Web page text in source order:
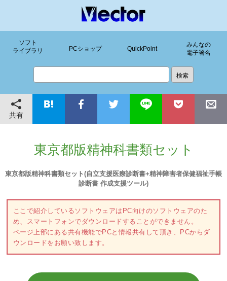
ソフト
ライブラリ
PCショップ QuickPoint
みんなの
電子署名
共有
東京都版精神科書類セット
東京都版精神科書類セット(自立支援医療診断書+精神障害者保健福祉手帳
診断書 作成支援ツール)
ここで紹介しているソフトウェアはPC向けのソフトウェアのた
め、スマートフォンでダウンロードすることができません。
ページ上部にある共有機能でPCと情報共有して頂き、PCからダ
ウンロードをお願い致します。